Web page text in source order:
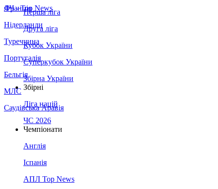
Франція
Нідерланди
Туреччина
Португалія
Бельгія
МЛС
Саудівська Аравія
ЛЧ - Top News
Перша ліга
Друга ліга
Кубок України
Суперкубок України
Збірна України
Збірні
Ліга націй
ЧС 2026
Чемпіонати
Англія
Іспанія
АПЛ Top News